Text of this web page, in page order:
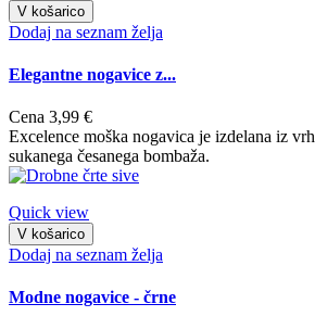
V košarico
Dodaj na seznam želja
Elegantne nogavice z...
Cena 3,99 €
Excelence moška nogavica je izdelana iz
sukanega česanega bombaža.
Quick view
V košarico
Dodaj na seznam želja
Modne nogavice - črne